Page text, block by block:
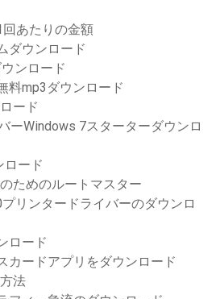
あたりの金額
ダウンロード
ンロード
料mp3ダウンロード
ード
ーWindows 7スターターダウンロ
ロード
ためのルートマスター
リンタードライバーのダウンロ
ロード
カードアプリをダウンロード
法